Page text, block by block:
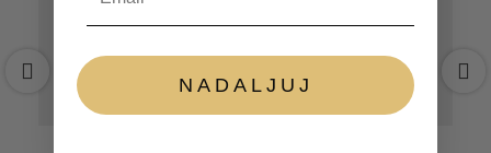
NADALJUJ